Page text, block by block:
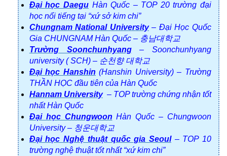
Đại học DaeguHàn Quốc – TOP 20 trường đại
học nổi tiếng tại “xứ sở kim chi”
Chungnam National University– Đại Học Quốc
Gia CHUNGNAM Hàn Quốc – 충남대학교
Trường Soonchunhyang– Soonchunhyang
university ( SCH) – 순천향 대학교
Đại học Hanshin (Hanshin University) – Trường
THẦN HỌC đầu tiên của Hàn Quốc
Hannam University– TOP trường chứng nhận tốt
nhất Hàn Quốc
Đại học Chungwoon Hàn Quốc – Chungwoon
University – 청운대학교
Đại học Nghệ thuật quốc gia Seoul– TOP 10
trường nghệ thuật tốt nhất “xứ kim chi”